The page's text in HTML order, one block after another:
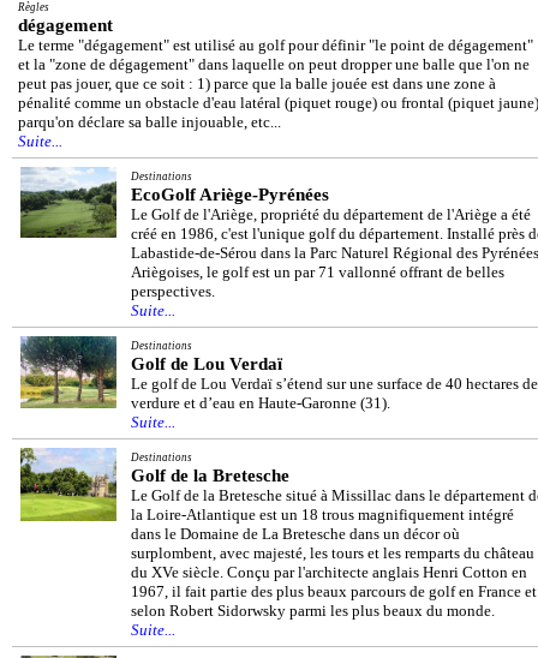
Règles
dégagement
Le terme "dégagement" est utilisé au golf pour définir "le point de dégagement"
et la "zone de dégagement" dans laquelle on peut dropper une balle que l'on ne
peut pas jouer, que ce soit : 1) parce que la balle jouée est dans une zone à
pénalité comme un obstacle d'eau latéral (piquet rouge) ou frontal (piquet
parqu'on déclare sa balle injouable, etc...
Suite...
Destinations
EcoGolf Ariège-Pyrénées
Le Golf de l'Ariège, propriété du département de l'Ariège a été
créé en 1986, c'est l'unique golf du département. Installé près
Labastide-de-Sérou dans la Parc Naturel Régional des Pyrénées
Ariègoises, le golf est un par 71 vallonné offrant de belles
perspectives.
Suite...
Destinations
Golf de Lou Verdaï
Le golf de Lou Verdaï s’étend sur une surface de 40 hectares de
verdure et d’eau en Haute-Garonne (31).
Suite...
Destinations
Golf de la Bretesche
Le Golf de la Bretesche situé à Missillac dans le département
la Loire-Atlantique est un 18 trous magnifiquement intégré
dans le Domaine de La Bretesche dans un décor où
surplombent, avec majesté, les tours et les remparts du château
du XVe siècle. Conçu par l'architecte anglais Henri Cotton en
1967, il fait partie des plus beaux parcours de golf en France et
selon Robert Sidorwsky parmi les plus beaux du monde.
Suite...